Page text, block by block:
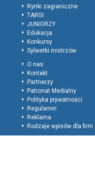
Rynki zagraniczne
TARGI
JUNIORZY
Edukacja
Konkursy
Sylwetki mistrzów
O nas
Kontakt
Partnerzy
Patronat Medialny
Polityka prywatności
Regulamin
Reklama
Rodzaje wpisów dla firm